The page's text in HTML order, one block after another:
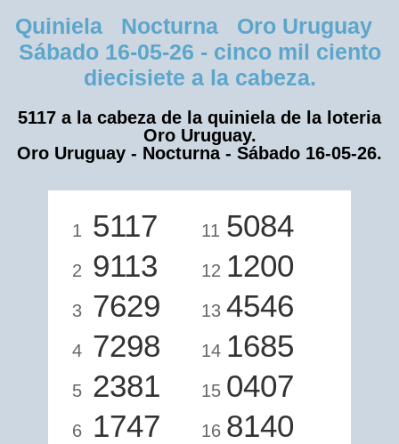
Quiniela Nocturna Oro Uruguay
Sábado 16-05-26 - cinco mil ciento
diecisiete a la cabeza.
5117 a la cabeza de la quiniela de la loteria
Oro Uruguay.
Oro Uruguay - Nocturna - Sábado 16-05-26.
1 5117
2 9113
3 7629
4 7298
5 2381
6 1747
11 5084
12 1200
13 4546
14 1685
15 0407
16 8140